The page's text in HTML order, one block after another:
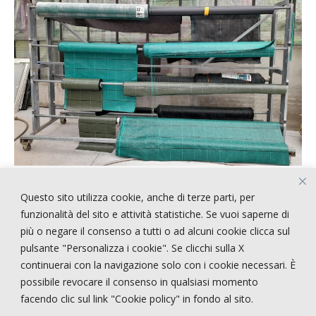
Questo sito utilizza cookie, anche di terze parti, per
funzionalità del sito e attività statistiche. Se vuoi saperne di
più o negare il consenso a tutti o ad alcuni cookie clicca sul
pulsante "Personalizza i cookie". Se clicchi sulla X
continuerai con la navigazione solo con i cookie necessari. È
possibile revocare il consenso in qualsiasi momento
facendo clic sul link "Cookie policy" in fondo al sito.
ARTICOLI RECENTI
!!!!! CERCASI PERSONALE !!!!
STRANGE STYLE
NEPENTHES